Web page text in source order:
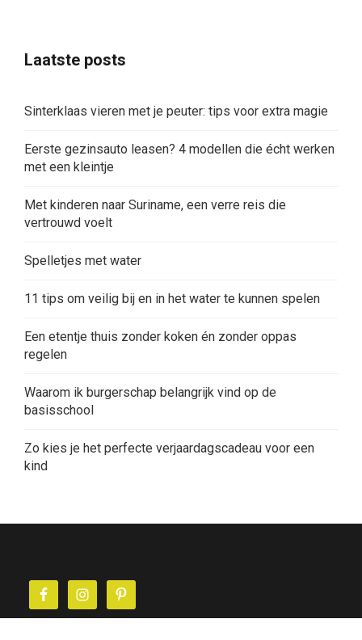
Laatste posts
Sinterklaas vieren met je peuter: tips voor extra magie
Eerste gezinsauto leasen? 4 modellen die écht werken
met een kleintje
Met kinderen naar Suriname, een verre reis die
vertrouwd voelt
Spelletjes met water
11 tips om veilig bij en in het water te kunnen spelen
Een etentje thuis zonder koken én zonder oppas
regelen
Waarom ik burgerschap belangrijk vind op de
basisschool
Zo kies je het perfecte verjaardagscadeau voor een
kind